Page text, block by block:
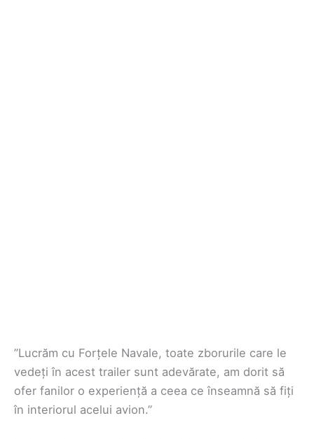
”Lucrăm cu Forțele Navale, toate zborurile care le
vedeți în acest trailer sunt adevărate, am dorit să
ofer fanilor o experiență a ceea ce înseamnă să fiți
în interiorul acelui avion.”